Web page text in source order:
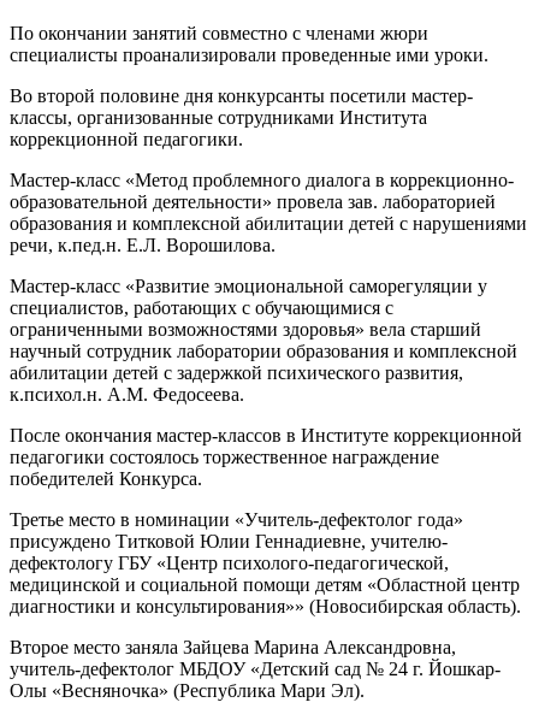
По окончании занятий совместно с членами жюри
специалисты проанализировали проведенные ими уроки.
Во второй половине дня конкурсанты посетили мастер-
классы, организованные сотрудниками Института
коррекционной педагогики.
Мастер-класс «Метод проблемного диалога в коррекционно-
образовательной деятельности» провела зав. лабораторией
образования и комплексной абилитации детей с нарушениями
речи, к.пед.н. Е.Л. Ворошилова.
Мастер-класс «Развитие эмоциональной саморегуляции у
специалистов, работающих с обучающимися с
ограниченными возможностями здоровья» вела старший
научный сотрудник лаборатории образования и комплексной
абилитации детей с задержкой психического развития,
к.психол.н. А.М. Федосеева.
После окончания мастер-классов в Институте коррекционной
педагогики состоялось торжественное награждение
победителей Конкурса.
Третье место в номинации «Учитель-дефектолог года»
присуждено Титковой Юлии Геннадиевне, учителю-
дефектологу ГБУ «Центр психолого-педагогической,
медицинской и социальной помощи детям «Областной центр
диагностики и консультирования»» (Новосибирская область).
Второе место заняла Зайцева Марина Александровна,
учитель-дефектолог МБДОУ «Детский сад № 24 г. Йошкар-
Олы «Весняночка» (Республика Мари Эл).